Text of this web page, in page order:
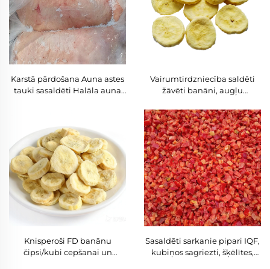
Karstā pārdošana Auna astes
tauki sasaldēti Halāla auna
Vairumtirdzniecība saldēti
žāvēti banāni, augļu
kartupelis, šķēlītes,
liellopsaimniecības zilenes,
mango, laba cena, saglabāts
garšvielu piedāvājums
Knisperoši FD banānu
čipsi/kubi cepšanai un
Sasaldēti sarkanie pipari IQF,
kubiņos sagriezti, šķēlītes,